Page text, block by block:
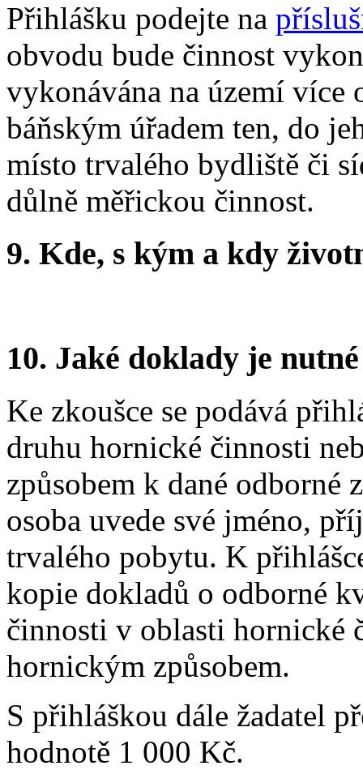
Přihlášku podejte na
obvodu bude činnost
vykonávána na území
báňským úřadem ten, do
místo trvalého bydliště či
důlně měřickou činnost.
9. Kde, s kým a kdy
10. Jaké doklady je
Ke zkoušce se podává
druhu hornické činnosti
způsobem k dané
osoba uvede své jméno,
trvalého pobytu. K
kopie dokladů o odborné
činnosti v oblasti hornické
hornickým způsobem.
S přihláškou dále žadatel
hodnotě 1 000 Kč.